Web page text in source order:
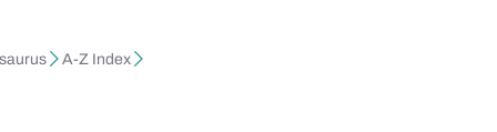
A-Z Index